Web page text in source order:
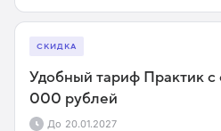
СКИДКА
Удобный тариф Практик с
000 рублей
До 20.01.2027